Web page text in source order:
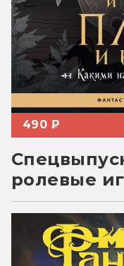
490 ₽
ролевые